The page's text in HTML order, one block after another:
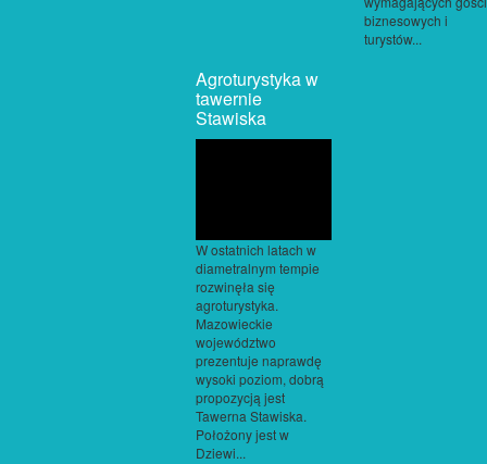
biznesowych i
turystów...
Agroturystyka w
tawernie
Stawiska
W ostatnich latach w
diametralnym tempie
rozwinęła się
agroturystyka.
Mazowieckie
województwo
prezentuje naprawdę
wysoki poziom, dobrą
propozycją jest
Tawerna Stawiska.
Położony jest w
Dziewi...